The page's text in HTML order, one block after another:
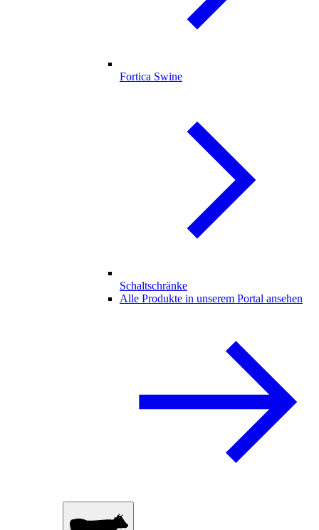
Fortica Swine
Schaltschränke
Alle Produkte in unserem Portal ansehen